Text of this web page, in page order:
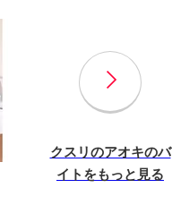
クスリのアオキのバ
イトをもっと見る